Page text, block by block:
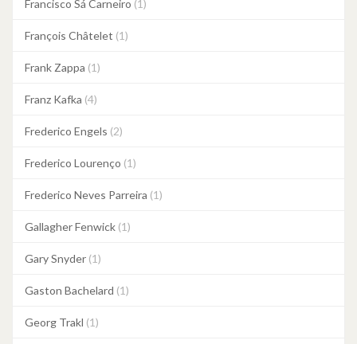
Francisco Sá Carneiro (1)
François Châtelet (1)
Frank Zappa (1)
Franz Kafka (4)
Frederico Engels (2)
Frederico Lourenço (1)
Frederico Neves Parreira (1)
Gallagher Fenwick (1)
Gary Snyder (1)
Gaston Bachelard (1)
Georg Trakl (1)